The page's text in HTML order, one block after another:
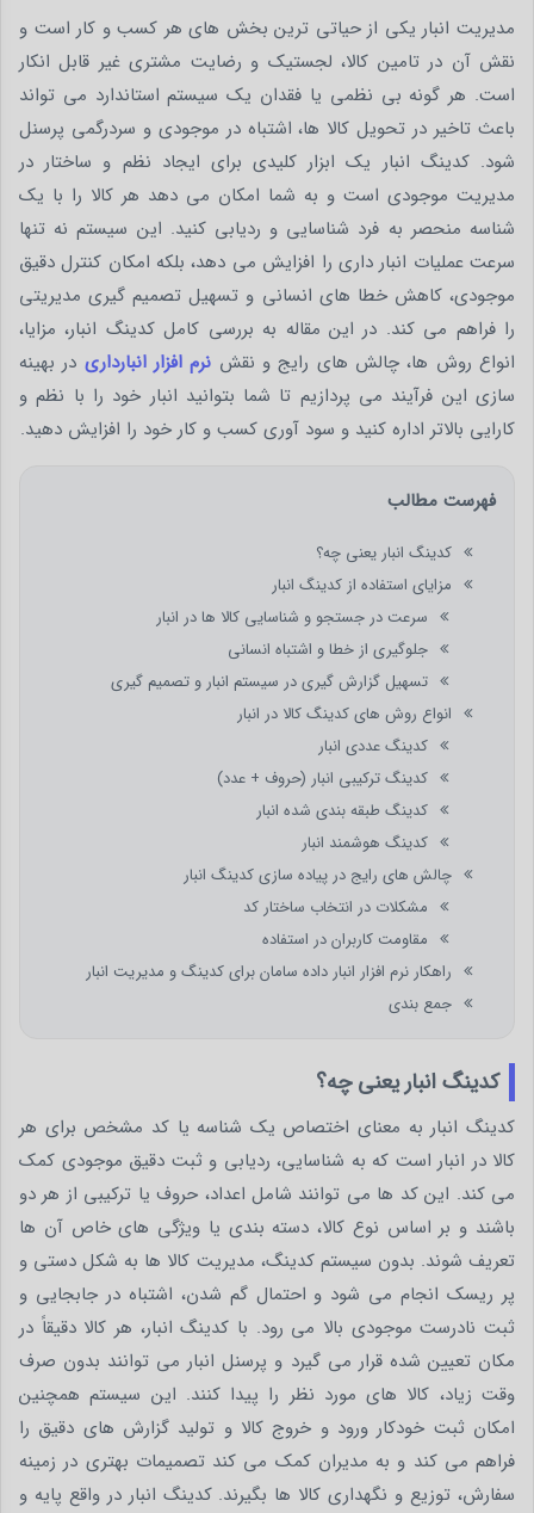
مدیریت انبار یکی از حیاتی ترین بخش های هر کسب و کار است و
نقش آن در تامین کالا، لجستیک و رضایت مشتری غیر قابل انکار
است. هر گونه بی نظمی یا فقدان یک سیستم استاندارد می تواند
باعث تاخیر در تحویل کالا ها، اشتباه در موجودی و سردرگمی پرسنل
شود. کدینگ انبار یک ابزار کلیدی برای ایجاد نظم و ساختار در
مدیریت موجودی است و به شما امکان می دهد هر کالا را با یک
شناسه منحصر به فرد شناسایی و ردیابی کنید. این سیستم نه تنها
سرعت عملیات انبار داری را افزایش می دهد، بلکه امکان کنترل دقیق
موجودی، کاهش خطا های انسانی و تسهیل تصمیم گیری مدیریتی
را فراهم می کند. در این مقاله به بررسی کامل کدینگ انبار، مزایا،
انواع روش ها، چالش های رایج و نقش نرم افزار انبارداری در بهینه
سازی این فرآیند می پردازیم تا شما بتوانید انبار خود را با نظم و
کارایی بالاتر اداره کنید و سود آوری کسب و کار خود را افزایش دهید.
فهرست مطالب
کدینگ انبار یعنی چه؟
مزایای استفاده از کدینگ انبار
سرعت در جستجو و شناسایی کالا ها در انبار
جلوگیری از خطا و اشتباه انسانی
تسهیل گزارش گیری در سیستم انبار و تصمیم گیری
انواع روش های کدینگ کالا در انبار
کدینگ عددی انبار
کدینگ ترکیبی انبار (حروف + عدد)
کدینگ طبقه بندی شده انبار
کدینگ هوشمند انبار
چالش های رایج در پیاده سازی کدینگ انبار
مشکلات در انتخاب ساختار کد
مقاومت کاربران در استفاده
راهکار نرم افزار انبار داده سامان برای کدینگ و مدیریت انبار
جمع بندی
کدینگ انبار یعنی چه؟
کدینگ انبار به معنای اختصاص یک شناسه یا کد مشخص برای هر
کالا در انبار است که به شناسایی، ردیابی و ثبت دقیق موجودی کمک
می کند. این کد ها می توانند شامل اعداد، حروف یا ترکیبی از هر دو
باشند و بر اساس نوع کالا، دسته بندی یا ویژگی های خاص آن ها
تعریف شوند. بدون سیستم کدینگ، مدیریت کالا ها به شکل دستی و
پر ریسک انجام می شود و احتمال گم شدن، اشتباه در جابجایی و
ثبت نادرست موجودی بالا می رود. با کدینگ انبار، هر کالا دقیقاً در
مکان تعیین شده قرار می گیرد و پرسنل انبار می توانند بدون صرف
وقت زیاد، کالا های مورد نظر را پیدا کنند. این سیستم همچنین
امکان ثبت خودکار ورود و خروج کالا و تولید گزارش های دقیق را
فراهم می کند و به مدیران کمک می کند تصمیمات بهتری در زمینه
سفارش، توزیع و نگهداری کالا ها بگیرند. کدینگ انبار در واقع پایه و